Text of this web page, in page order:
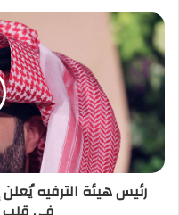
رئيس هيئة الترفيه